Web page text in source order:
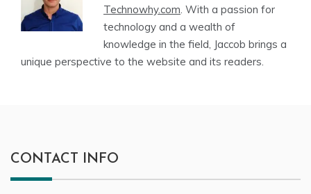
Technowhy.com. With a passion for
technology and a wealth of
knowledge in the field, Jaccob brings a
unique perspective to the website and its readers.
CONTACT INFO